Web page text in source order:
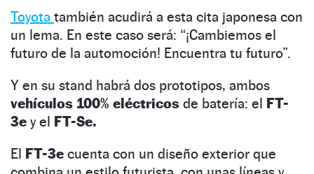
Toyota también acudirá a esta cita japonesa con
un lema. En este caso será: “¡Cambiemos el
futuro de la automoción! Encuentra tu futuro”.
Y en su stand habrá dos prototipos, ambos
vehículos 100% eléctricos de batería: el FT-
3e y el FT-Se.
El FT-3e cuenta con un diseño exterior que